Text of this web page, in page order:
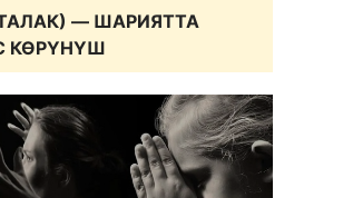
— ШАРИЯТТА
КӨРҮНҮШ